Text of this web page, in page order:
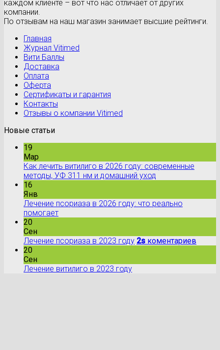
каждом клиенте – вот что нас отличает от других
компании.
По отзывам на наш магазин занимает высшие рейтинги.
Главная
Журнал Vitimed
Вити Баллы
Доставка
Оплата
Оферта
Сертификаты и гарантия
Контакты
Отзывы о компании Vitimed
Новые статьи
19
Мар
Как лечить витилиго в 2026 году: современные
методы, УФ 311 нм и домашний уход
16
Янв
Лечение псориаза в 2026 году: что реально
помогает
20
Сен
Лечение псориаза в 2023 году 2s коментариев
20
Сен
Лечение витилиго в 2023 году